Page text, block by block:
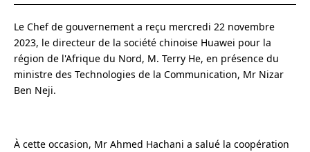
Le Chef de gouvernement a reçu mercredi 22 novembre
2023, le directeur de la société chinoise Huawei pour la
région de l'Afrique du Nord, M. Terry He, en présence du
ministre des Technologies de la Communication, Mr Nizar
Ben Neji.
À cette occasion, Mr Ahmed Hachani a salué la coopération